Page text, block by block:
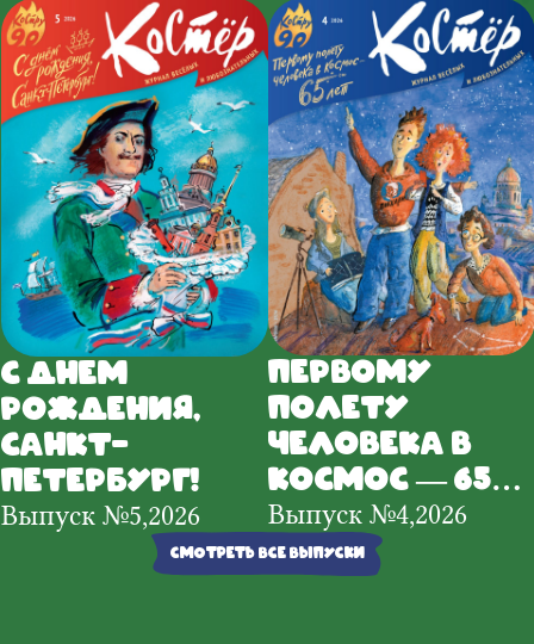
С днем
рождения,
Санкт-
Петербург!
Выпуск №5,2026
Первому
полету
человека в
космос — 65
лет
Выпуск №4,2026
Смотреть все выпуски